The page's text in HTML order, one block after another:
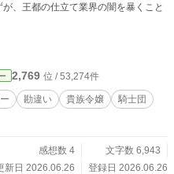
2,769 位 / 53,274件
勘違い 貴族令嬢
騎士団
感想数 4
文字数 6,943
新日 2026.06.26
登録日 2026.06.26